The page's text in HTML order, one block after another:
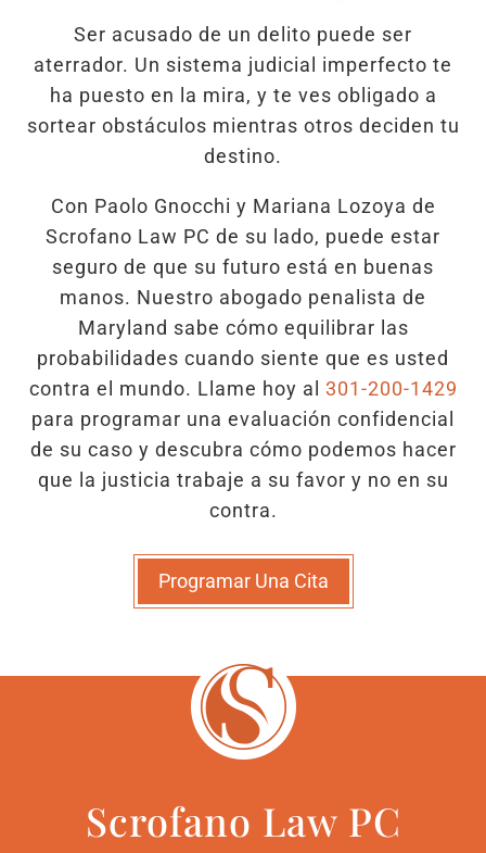
Ser acusado de un delito puede ser
aterrador. Un sistema judicial imperfecto te
ha puesto en la mira, y te ves obligado a
sortear obstáculos mientras otros deciden tu
destino.
Con Paolo Gnocchi y Mariana Lozoya de
Scrofano Law PC de su lado, puede estar
seguro de que su futuro está en buenas
manos. Nuestro abogado penalista de
Maryland sabe cómo equilibrar las
probabilidades cuando siente que es usted
contra el mundo. Llame hoy al 301-200-1429
para programar una evaluación confidencial
de su caso y descubra cómo podemos hacer
que la justicia trabaje a su favor y no en su
contra.
Programar Una Cita
Scrofano Law PC